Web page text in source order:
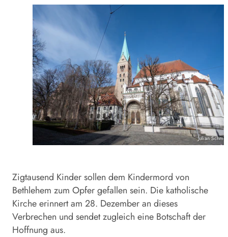
Julian
Zigtausend Kinder sollen dem Kindermord von
Bethlehem zum Opfer gefallen sein. Die katholische
Kirche erinnert am 28. Dezember an dieses
Verbrechen und sendet zugleich eine Botschaft der
Hoffnung aus.